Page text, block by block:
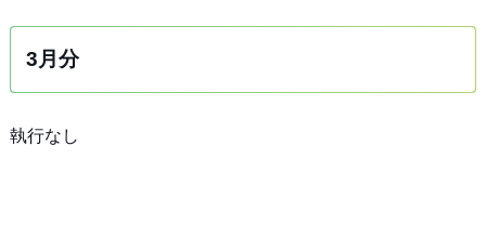
3月分
執行なし